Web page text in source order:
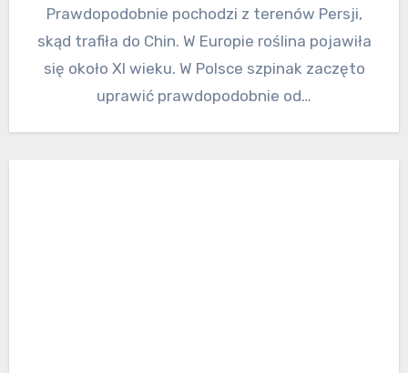
Prawdopodobnie pochodzi z terenów Persji,
skąd trafiła do Chin. W Europie roślina pojawiła
się około XI wieku. W Polsce szpinak zaczęto
uprawić prawdopodobnie od…